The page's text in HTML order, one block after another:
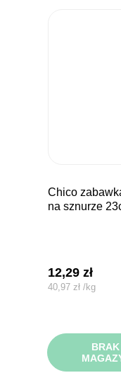
chico zabawka tpr kulki
na sznurze
12,29zł
40,97zł /kg
BRAK